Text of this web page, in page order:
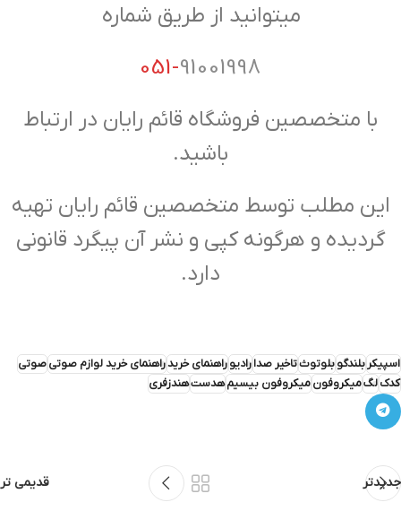
میتوانید از طریق شماره
051-91001998
با متخصصین فروشگاه قائم رایان در ارتباط
باشید.
این مطلب توسط متخصصین قائم رایان تهیه
گردیده و هرگونه کپی و نشر آن پیگرد قانونی
دارد.
اسپیکر بلندگوبلوتوثتاخیر صدارادیوراهنمای خریدراهنمای خرید لوازم صوتیصوتی
کدکلگمیکروفونمیکروفون بیسیمهدستهندزفری
جدیدتر قدیمی تر